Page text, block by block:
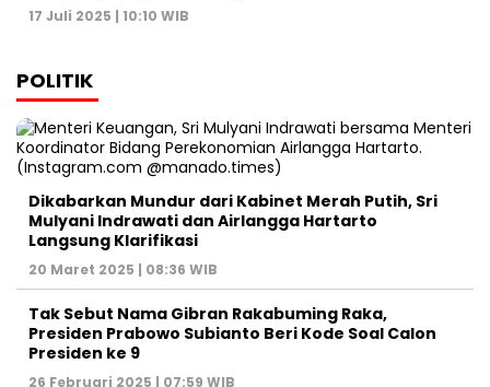
17 Juli 2025 | 10:10 WIB
POLITIK
Dikabarkan Mundur dari Kabinet Merah Putih, Sri
Mulyani Indrawati dan Airlangga Hartarto
Langsung Klarifikasi
20 Maret 2025 | 08:36 WIB
Tak Sebut Nama Gibran Rakabuming Raka,
Presiden Prabowo Subianto Beri Kode Soal Calon
Presiden ke 9
26 Februari 2025 | 07:59 WIB